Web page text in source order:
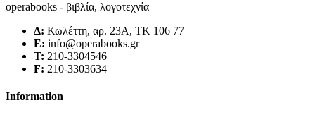
operabooks - βιβλία, λογοτεχνία
Δ: Κωλέττη, αρ. 23Α, ΤΚ 106 77
E: info@operabooks.gr
Τ: 210-3304546
F: 210-3303634
Information